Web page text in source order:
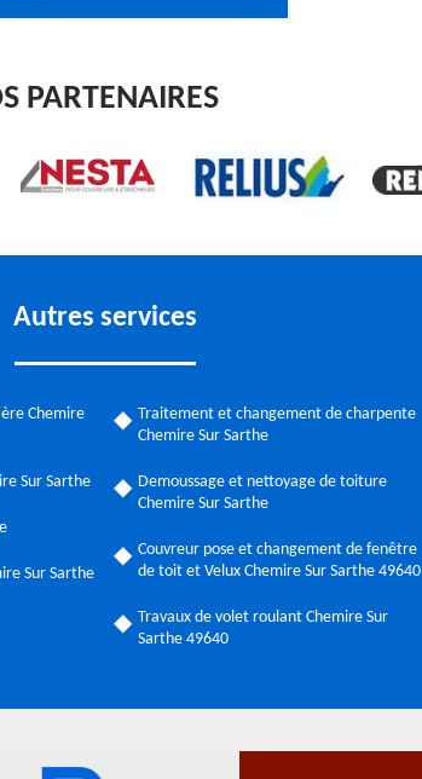
PARTENAIRES
Autres services
Chemire
Sur Sarthe
Sur Sarthe
Traitement et changement de charpente
Chemire Sur Sarthe
Demoussage et nettoyage de toiture
Chemire Sur Sarthe
Couvreur pose et changement de fenêtre
de toit et Velux Chemire Sur Sarthe 49640
Travaux de volet roulant Chemire Sur
Sarthe 49640